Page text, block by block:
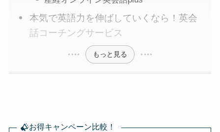
本気で英語力を伸ばしていくなら！英会
話コーチングサービス
もっと見る
お得キャンペーン比較！